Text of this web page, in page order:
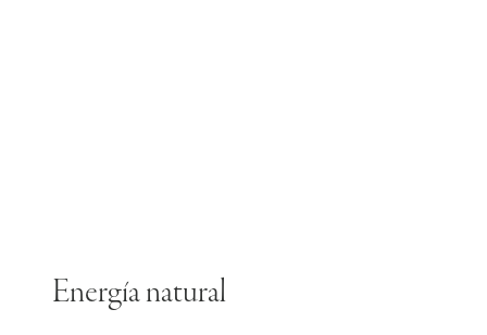
Energía natural